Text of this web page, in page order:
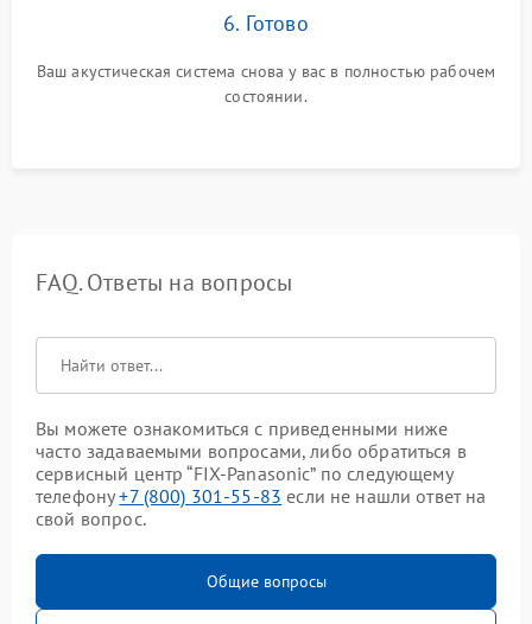
6. Готово
Ваш акустическая система снова у вас в полностью рабочем
состоянии.
FAQ. Ответы на вопросы
Вы можете ознакомиться с приведенными ниже
часто задаваемыми вопросами, либо обратиться в
сервисный центр “FIX-Panasonic” по следующему
телефону+7 (800) 301-55-83 если не нашли ответ на
свой вопрос.
Общие вопросы